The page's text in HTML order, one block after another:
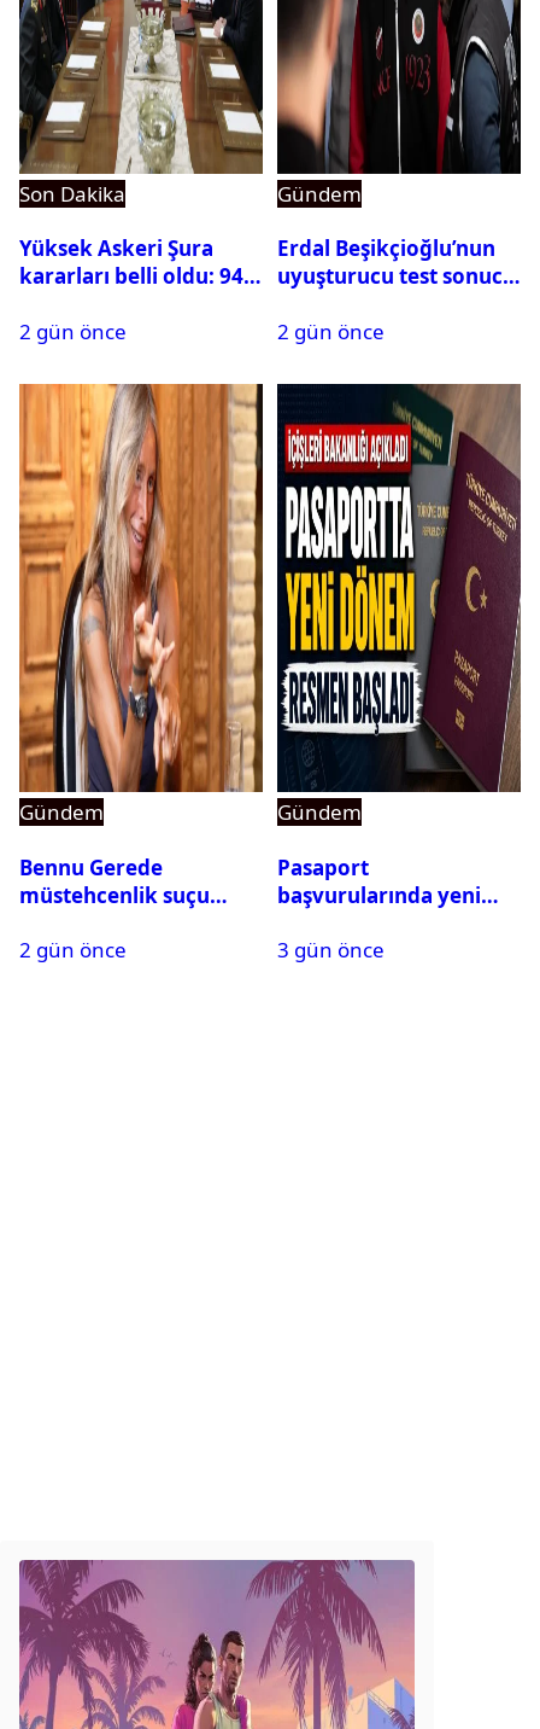
Son Dakika
Yüksek Askeri Şura
kararları belli oldu: 94
2 gün önce
Gündem
Erdal Beşikçioğlu’nun
uyuşturucu test sonucu
2 gün önce
Gündem
Bennu Gerede
müstehcenlik suçu
alındı
2 gün önce
Gündem
Pasaport
başvurularında yeni
3 gün önce